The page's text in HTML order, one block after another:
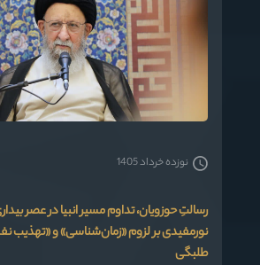
رسالتِ حوزویان، تداوم مسیر انبیا در عصر
نورمفیدی بر لزوم «زمان‌شناسی» و «تهذیب
طلبگی
نوزده خرداد 1405